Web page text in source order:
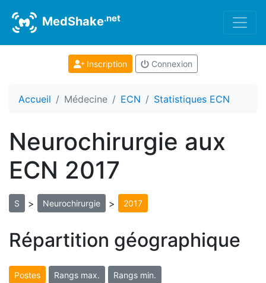
MedShake.net
Inscription Connexion
Accueil Médecine ECN Statistiques ECN
Neurochirurgie aux
ECN 2017
S > Neurochirurgie > 2017
Répartition géographique
Postes Rangs max. Rangs min.